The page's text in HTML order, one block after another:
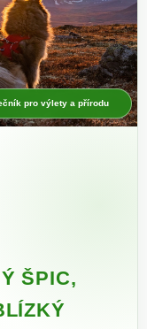
pro výlety a přírodu
ŠPIC,